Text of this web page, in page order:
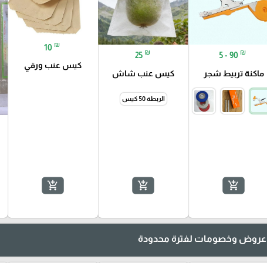
5 - 90 ₪
ماكنة تربيط شجر
add_shopping_cart
25 ₪
كيس عنب شاش
الربطة 50 كيس
add_shopping_cart
10 ₪
كيس عنب ورقي
add_shopping_cart
عروض وخصومات لفترة محدودة